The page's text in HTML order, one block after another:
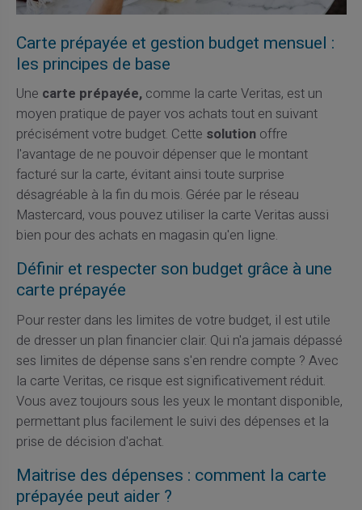
Carte prépayée et gestion budget mensuel :
les principes de base
Une carte prépayée,comme la carte Veritas, est un
moyen pratique de payer vos achats tout en suivant
précisément votre budget. Cette solutionoffre
l'avantage de ne pouvoir dépenser que le montant
facturé sur la carte, évitant ainsi toute surprise
désagréable à la fin du mois. Gérée par le réseau
Mastercard, vous pouvez utiliser la carte Veritas aussi
bien pour des achats en magasin qu'en ligne.
Définir et respecter son budget grâce à une
carte prépayée
Pour rester dans les limites de votre budget, il est utile
de dresser un plan financier clair. Qui n'a jamais dépassé
ses limites de dépense sans s'en rendre compte ? Avec
la carte Veritas, ce risque est significativement réduit.
Vous avez toujours sous les yeux le montant disponible,
permettant plus facilement le suivi des dépenses et la
prise de décision d'achat.
Maitrise des dépenses : comment la carte
prépayée peut aider ?